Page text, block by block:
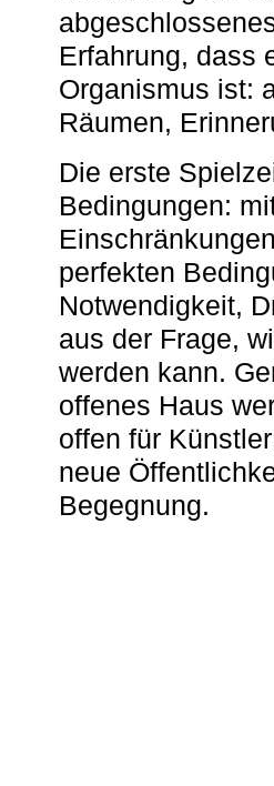
Erfahrung, dass
Organismus ist:
Räumen,
Die erste
Bedingungen:
perfekten
Notwendigkeit,
aus der Frage,
werden kann.
offenes Haus
offen für
neue
Begegnung.